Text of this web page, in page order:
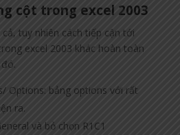
cột trong excel 2003
tuy nhiên cách tiếp cận tới
excel 2003 khác hoàn toàn
Options: bảng options với rất
ra.
và bỏ chọn R1C1